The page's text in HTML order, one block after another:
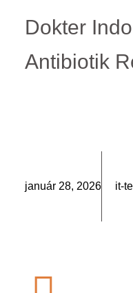
Dokter
Antibiotik
január 28, 2026 it-